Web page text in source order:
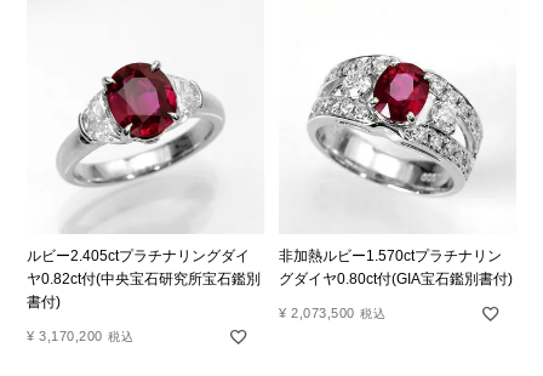
ルビー2.405ctプラチナリングダイ
ヤ0.82ct付(中央宝石研究所宝石鑑別
書付)
¥ 3,170,200 税込
非加熱ルビー1.570ctプラチナリン
グダイヤ0.80ct付(GIA宝石鑑別書付)
¥ 2,073,500 税込